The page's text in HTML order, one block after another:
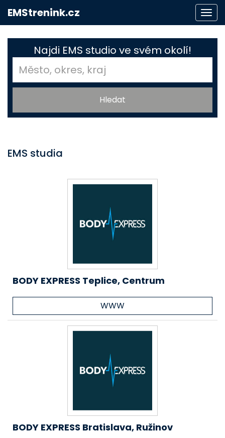
EMStrenink.cz
Najdi EMS studio ve svém okolí!
EMS studia
BODY EXPRESS Teplice, Centrum
WWW
BODY EXPRESS Bratislava, Ružinov